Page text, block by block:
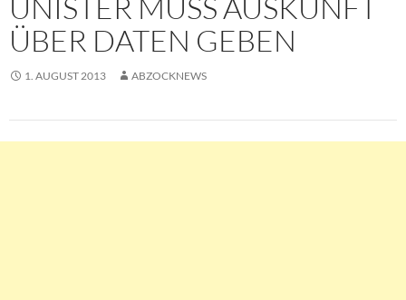
UNISTER MUSS AUSKUNFT
ÜBER DATEN GEBEN
1. AUGUST 2013 ABZOCKNEWS